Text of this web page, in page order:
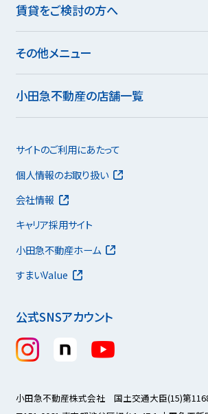
賃貸をご検討の方へ
その他メニュー
小田急不動産の店舗一覧
公式SNSアカウント
サイトのご利用にあたって
個人情報のお取り扱い
会社情報
キャリア採用サイト
小田急不動産ホーム
すまいValue
小田急不動産株式会社 国土交通大臣(15)第